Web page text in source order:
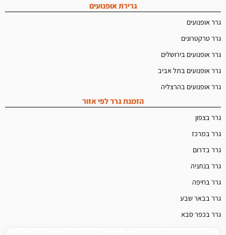
גרירת אופנועים
גרר אופנועים
גרר טרקטרונים
גרר אופנועים בירושלים
גרר אופנועים בתל אביב
גרר אופנועים בהרצליה
הזמנת גרר לפי אזור
גרר בצפון
גרר במרכז
גרר בדרום
גרר בנתניה
גרר בחיפה
גרר בבאר שבע
גרר בכפר סבא